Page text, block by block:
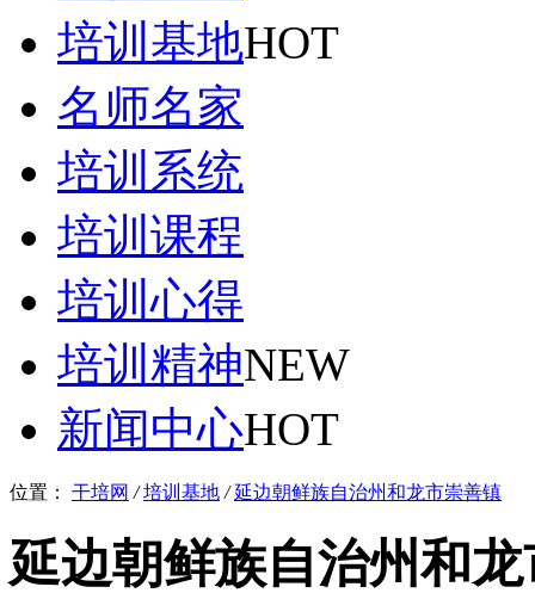
培训基地HOT
名师名家
培训系统
培训课程
培训心得
培训精神NEW
新闻中心HOT
位置： 干培网 / 培训基地 / 延边朝鲜族自治州和龙市崇善镇
延边朝鲜族自治州和